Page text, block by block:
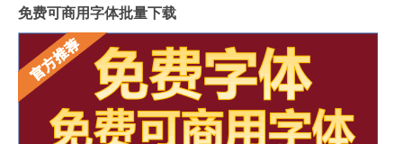
免费可商用字体批量下载